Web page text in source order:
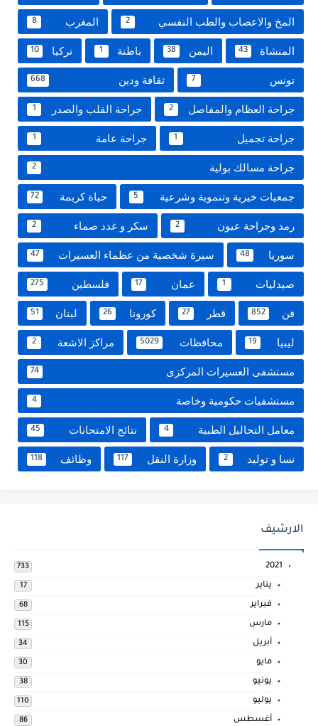
المخ والاعصاب والطب النفسي 2 المغرب 8
المنشاة 43 اليمن 38 باطنة 1 تركيا 10
تونس 7 ثقافة ودين 668
جراحة العظام والمفاصل 2 جراحة القلب والصدر 1
جراحة تجميل 1 جراحة عامة 1
جراحة مسالك بولية 2
جمعيات خيرية وتنموية وشرعية 5 حياة كريمة 72
رمد وجراحة عيون 2 سكر و غدد صماء 2
سوريا 48 سيرة شخصية من عظماء العسيرات 47
صيدليات 1 عمان 17 فلسطين 275
فن 852 قطر 27 كورونا 26 لبنان 51
ليبيا 19 محافظات 5029 مراكز الاشعة 2
مستشفى العسيرات المركزى 74
مستشفيات حكومية وخاصة 4
معامل التحاليل الطبية 4 نتائج الامتحانات 45
نسا و توليد 2 وزارة النقل 117 وظائف 118
الارشيف
2021
733
يناير 17
فبراير 68
مارس 115
أبريل 34
مايو 30
يونيو 38
يوليو 110
أغسطس 86